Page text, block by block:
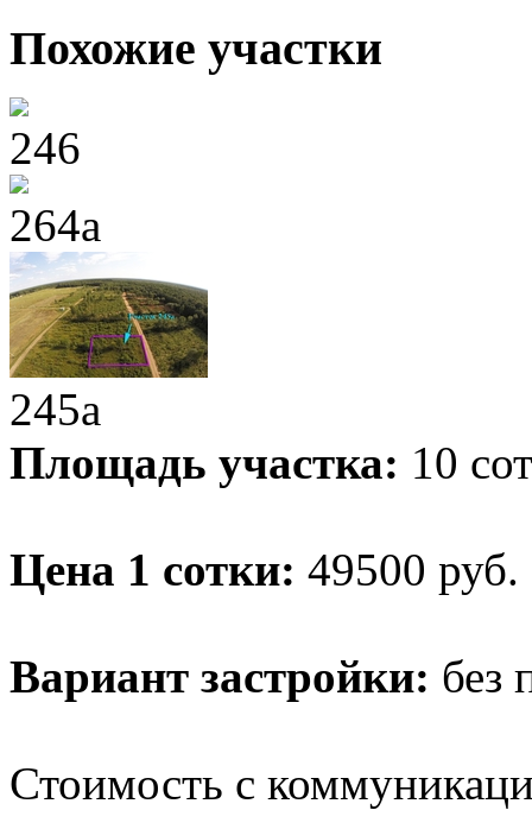
Похожие участки
246
264а
245а
Площадь участка: 10
Цена 1 сотки: 49500 руб.
Вариант застройки: без
Стоимость с